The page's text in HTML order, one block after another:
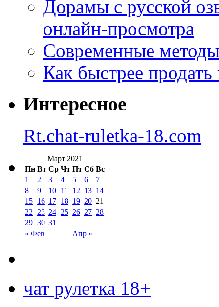
Дорамы с русской
онлайн-просмотра
Современные
Как быстрее
Интересное
Rt.chat-ruletka-18.com
Март 2021
Пн Вт Ср Чт Пт Сб Вс
« Фев Апр »
1 2 3 4 5 6
7
8
9 10 11 12 13 14
15 16 17 18 19 20 21
22
23 24 25 26 27 28
29 30 31
чат рулетка 18+